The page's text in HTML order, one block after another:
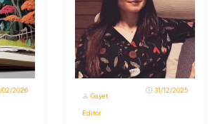
02/2026
Gayet
Editör
31/12/2025